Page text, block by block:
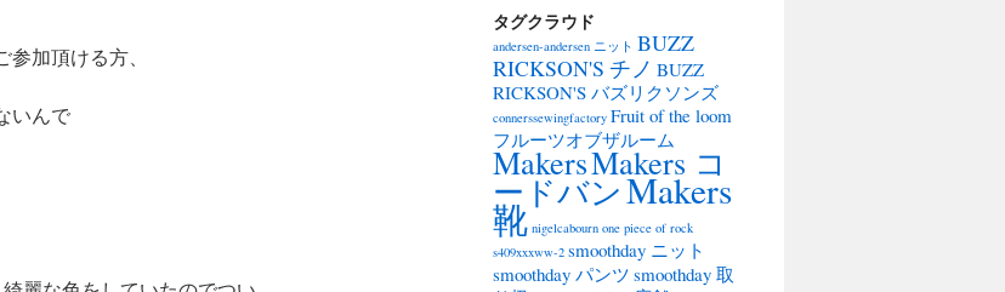
加頂ける方、
いんで
カ
イ
ブ
タグクラウド
andersen-andersen ニット BUZZ
RICKSON'S チノ BUZZ
RICKSON'S バズリクソンズ
connerssewingfactory Fruit of the loom
フルーツオブザルーム
MakersMakers コ
ードバンMakers
靴 nigelcabourn one piece of rock
s409xxxww-2 smoothday ニット
smoothday パンツ smoothday 取